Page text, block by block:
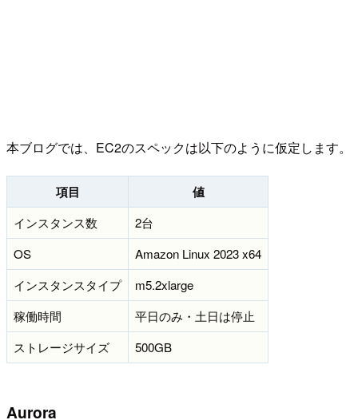
本ブログでは、EC2のスペックは以下のように仮定します。
項目 値
インスタンス数
2台
OS
Amazon Linux 2023 x64
インスタンスタイプ
m5.2xlarge
稼働時間
平日のみ・土日は停止
ストレージサイズ
500GB
Aurora